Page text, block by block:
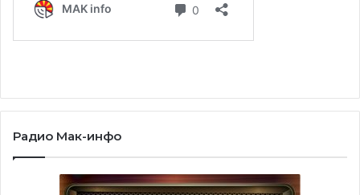
Радио Мак-инфо